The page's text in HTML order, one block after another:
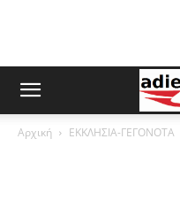
Αρχική ΕΚΚΛΗΣΙΑ-ΓΕΓΟΝΟΤΑ